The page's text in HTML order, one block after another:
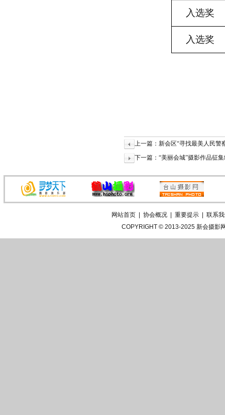
入选奖
入选奖
上一篇：新会区“寻找最美人民警
下一篇：“美丽会城”摄影作品征
网站首页 协会概况 重要提示
联系
COPYRIGHT © 2013-2025 新会摄影